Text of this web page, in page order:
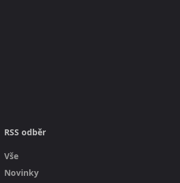
RSS odběr
Vše
Novinky